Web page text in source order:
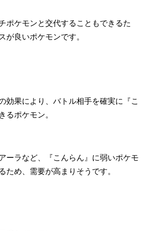
ポケモンと交代することもできるた
が良いポケモンです。
効果により、バトル相手を確実に『こ
るポケモン。
ーラなど、『こんらん』に弱いポケモ
ため、需要が高まりそうです。